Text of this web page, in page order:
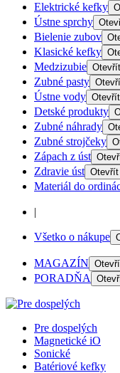
Elektrické kefky
Ústne sprchy
Bielenie zubov
Klasické kefky
Medzizubie Otevřít
Zubné pasty
Ústne vody Otevřít
Detské produkty
Zubné náhrady
Zubné strojčeky
Zápach z úst
Zdravie úst Otevřít
Materiál do
|
Všetko o nákupe
MAGAZÍN
PORADŇA
Pre dospelých
Magnetické iO
Sonické
Batériové kefky